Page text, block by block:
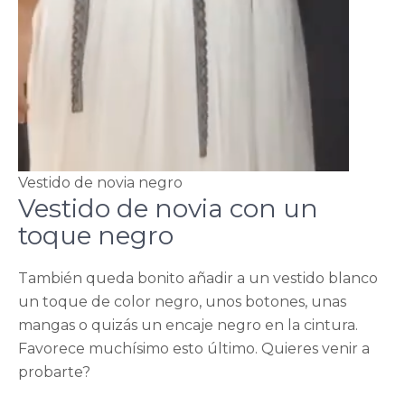
Vestido de novia negro
Vestido de novia con un
toque negro
También queda bonito añadir a un vestido blanco
un toque de color negro, unos botones, unas
mangas o quizás un encaje negro en la cintura.
Favorece muchísimo esto último. Quieres venir a
probarte?